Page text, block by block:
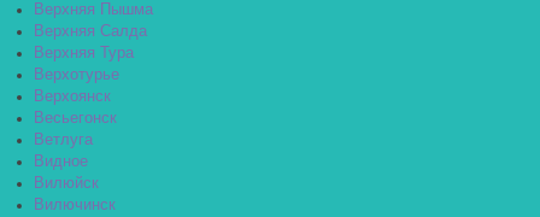
Верхняя Пышма
Верхняя Салда
Верхняя Тура
Верхотурье
Верхоянск
Весьегонск
Ветлуга
Видное
Вилюйск
Вилючинск